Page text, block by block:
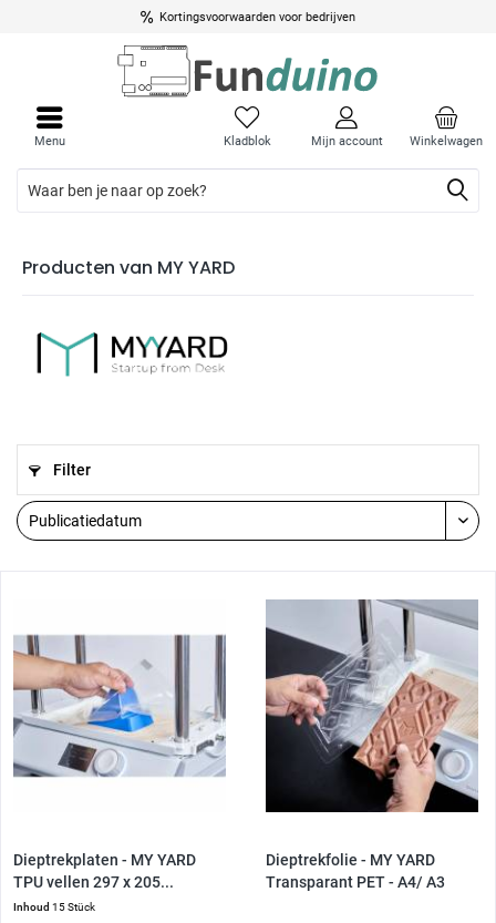
Kortingsvoorwaarden voor bedrijven
Winkelwagen
Kladblok Mijn account
Menu
Producten van MY YARD
Filter
Dieptrekplaten - MY YARD
TPU vellen 297 x 205...
Inhoud15 Stück
Dieptrekfolie - MY YARD
Transparant PET - A4/ A3